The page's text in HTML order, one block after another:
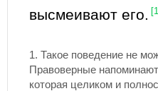
высмеивают его.
[1]
1. Такое поведение не
Правоверные
которая целиком и